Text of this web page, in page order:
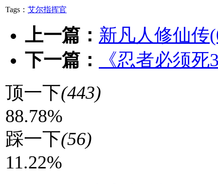
Tags： 艾尔指挥官
上一篇： 新凡人修仙传
下一篇：
《忍者必须
顶一下(443)
88.78%
踩一下(56)
11.22%